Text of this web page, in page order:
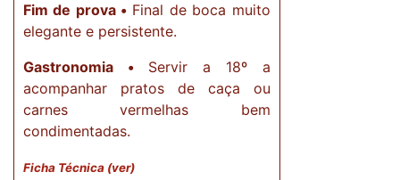
Fim de prova • Final de boca muito
elegante e persistente.
Gastronomia •Servir a 18º a
acompanhar pratos de caça ou
carnes vermelhas bem
condimentadas.
Ficha Técnica (ver)